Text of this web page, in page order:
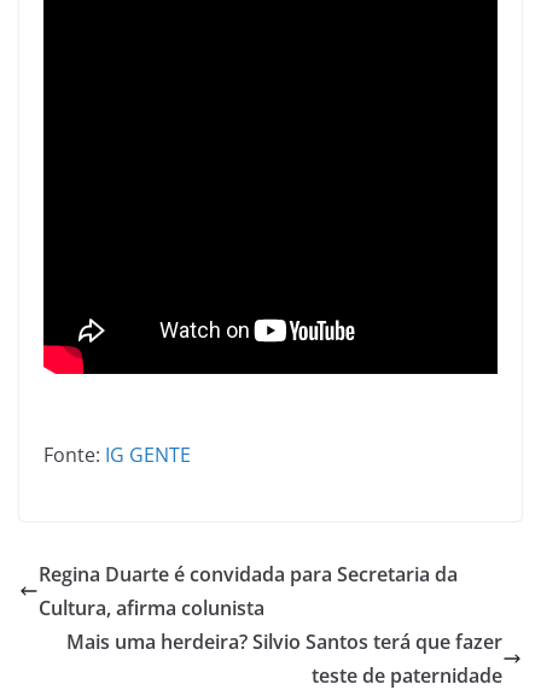
Fonte: IG GENTE
Regina Duarte é convidada para Secretaria da
Cultura, afirma colunista
Mais uma herdeira? Silvio Santos terá que fazer
teste de paternidade